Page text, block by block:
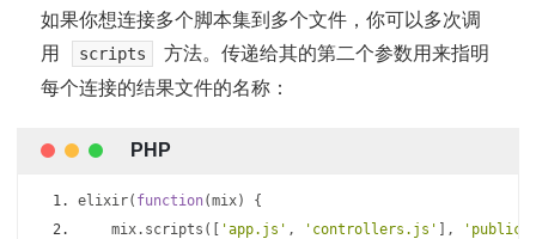
如果你想连接多个脚本集到多个文件，你可以多次调
用
scripts
方法。传递给其的第二个参数用来指明
每个连接的结果文件的名称：
elixir( function(mix)
{
    mix
. scripts ([ 'app.js' , 'controllers.js' ],
'public/